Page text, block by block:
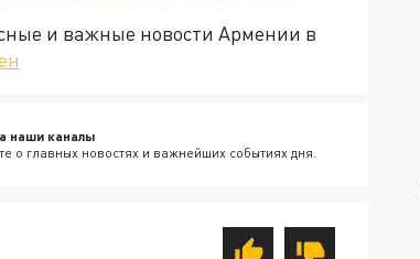
и важные новости Армении в
наши каналы
о главных новостях и важнейших событиях дня.